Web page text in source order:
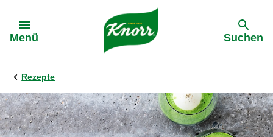
Menü Suchen
Rezepte